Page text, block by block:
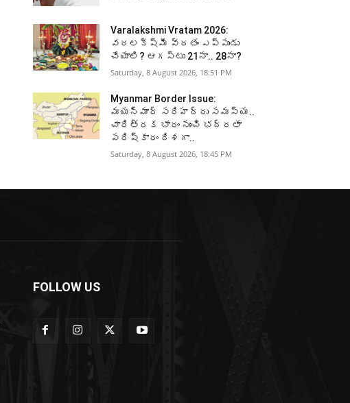
Varalakshmi Vratam 2026:
వరలక్ష్మీ వ్రతం ఎప్పుడు
చేయాలి? ఆగస్టు 21నా.. 28నా?
Saturday, 8 August 2026, 18:51 PM
Myanmar Border Issue:
మయన్మార్‌ సరిహద్దు సమస్య..
చారిత్రక భారం నుంచి భద్రతా
పరిష్కారం దిశగా..
Saturday, 8 August 2026, 18:45 PM
FOLLOW US